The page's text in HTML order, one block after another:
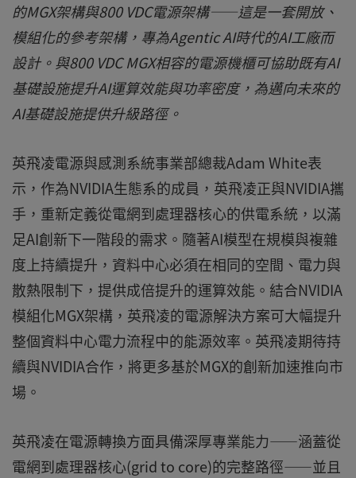
的MGX架構與800 VDC電源架構——這是一套開放、
模組化的參考架構，專為Agentic AI時代的AI工廠而
設計。與800 VDC MGX相容的電源機櫃可協助既有AI
基礎設施提升AI運算效能與功率密度，為邁向未來的
AI基礎設施提供升級路徑。
英飛凌電源與感測系統事業部總裁Adam White表
示，作為NVIDIA生態系的成員，英飛凌正與NVIDIA攜
手，重新定義從電網到處理器核心的供電系統，以滿
足AI創新下一階段的需求。隨著AI模型在規模與複雜
度上持續提升，資料中心必須在相同的空間、電力與
散熱限制下，提供成倍提升的運算效能。結合NVIDIA
模組化MGX架構，英飛凌的電源解決方案可大幅提升
整個資料中心電力流程中的能源效率。英飛凌期待持
續與NVIDIA合作，將更多基於MGX的創新加速推向市
場。
英飛凌在電源轉換方面具備深厚專業能力——涵蓋從
電網到處理器核心(grid to core)的完整路徑——並且